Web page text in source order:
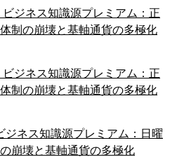
ジネス知識源プレミアム：正
制の崩壊と基軸通貨の多極化
ジネス知識源プレミアム：正
制の崩壊と基軸通貨の多極化
ジネス知識源プレミアム：日曜
崩壊と基軸通貨の多極化